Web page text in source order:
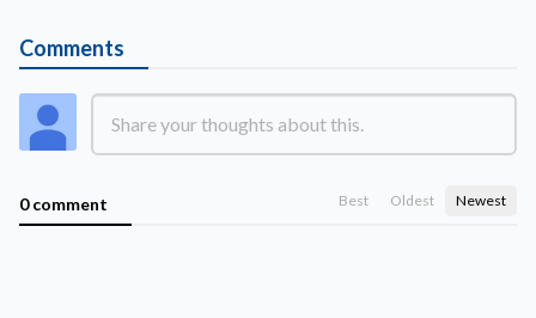
Comments
0 comment Best Oldest Newest